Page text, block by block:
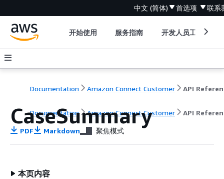
中文 (简体) 首选项 联系
开始使用 服务指南 开发人员工具
Documentation Amazon Connect Customer API
Documentation Amazon Connect Customer API
CaseSummary
PDF Markdown 聚焦模式
本页内容